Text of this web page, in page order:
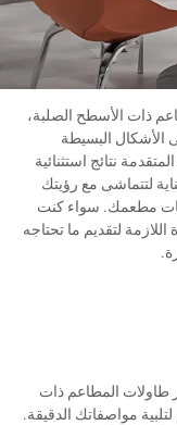
الأسطح الصلبة،
البسيطة
نتائج استثنائية
لتتماشى مع رؤيتك
مطعمك. سواء كنت
لتقديم ما تحتاجه
المطاعم ذات
مواصفاتك الدقيقة.